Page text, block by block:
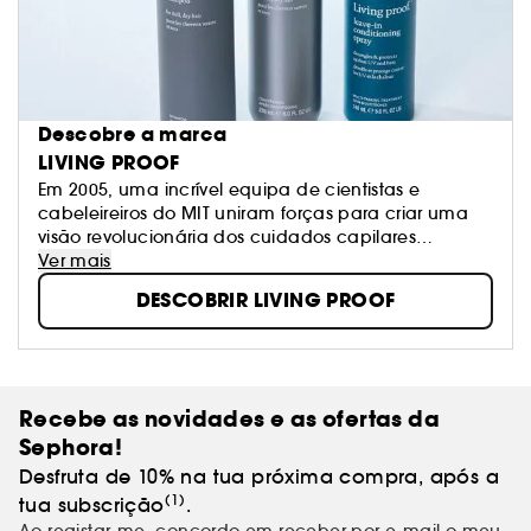
Descobre a marca
LIVING PROOF
Em 2005, uma incrível equipa de cientistas e
cabeleireiros do MIT uniram forças para criar uma
visão revolucionária dos cuidados capilares
baseados na ciência. Hoje, Lp. representa a ciência
em ação: estamos na vanguarda da inovação
científica e entregamos resultados revolucionários
para todos os tipos de cabelo.
Ver mais
DESCOBRIR LIVING PROOF
Recebe as novidades e as ofertas da
Sephora!
Desfruta de 10% na tua próxima compra, após a
tua subscrição(1) .